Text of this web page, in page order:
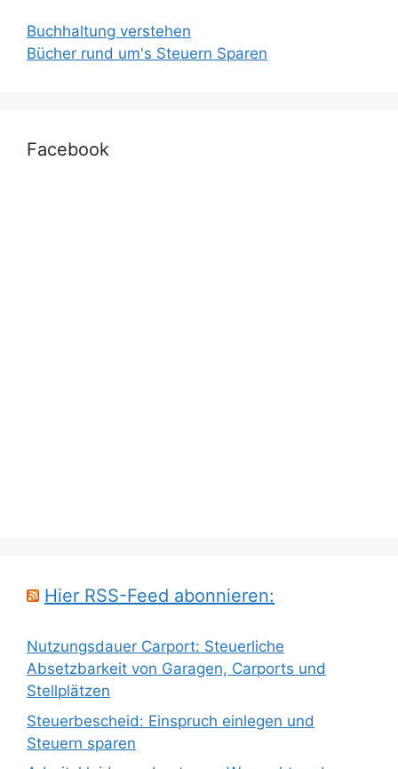
Buchhaltung verstehen
Bücher rund um's Steuern Sparen
Facebook
Hier RSS-Feed abonnieren:
Nutzungsdauer Carport: Steuerliche
Absetzbarkeit von Garagen, Carports und
Stellplätzen
Steuerbescheid: Einspruch einlegen und
Steuern sparen